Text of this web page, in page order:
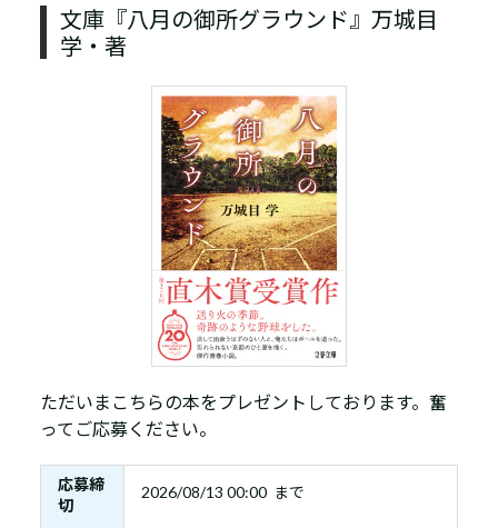
文庫『八月の御所グラウンド』万城目
学・著
ただいまこちらの本をプレゼントしております。奮
ってご応募ください。
応募締
切
2026/08/13 00:00 まで